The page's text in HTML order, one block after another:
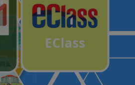
康
計
EClass